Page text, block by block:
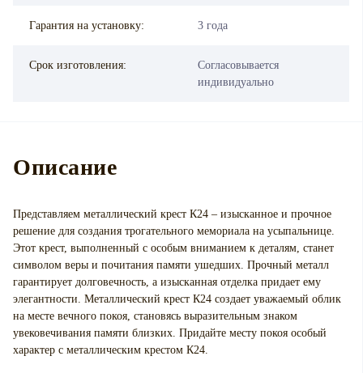
Гарантия на установку: 3 года
Срок изготовления:
Согласовывается
индивидуально
Описание
Представляем металлический крест К24 – изысканное и прочное
решение для создания трогательного мемориала на усыпальнице.
Этот крест, выполненный с особым вниманием к деталям, станет
символом веры и почитания памяти ушедших. Прочный металл
гарантирует долговечность, а изысканная отделка придает ему
элегантности. Металлический крест К24 создает уважаемый облик
на месте вечного покоя, становясь выразительным знаком
увековечивания памяти близких. Придайте месту покоя особый
характер с металлическим крестом К24.